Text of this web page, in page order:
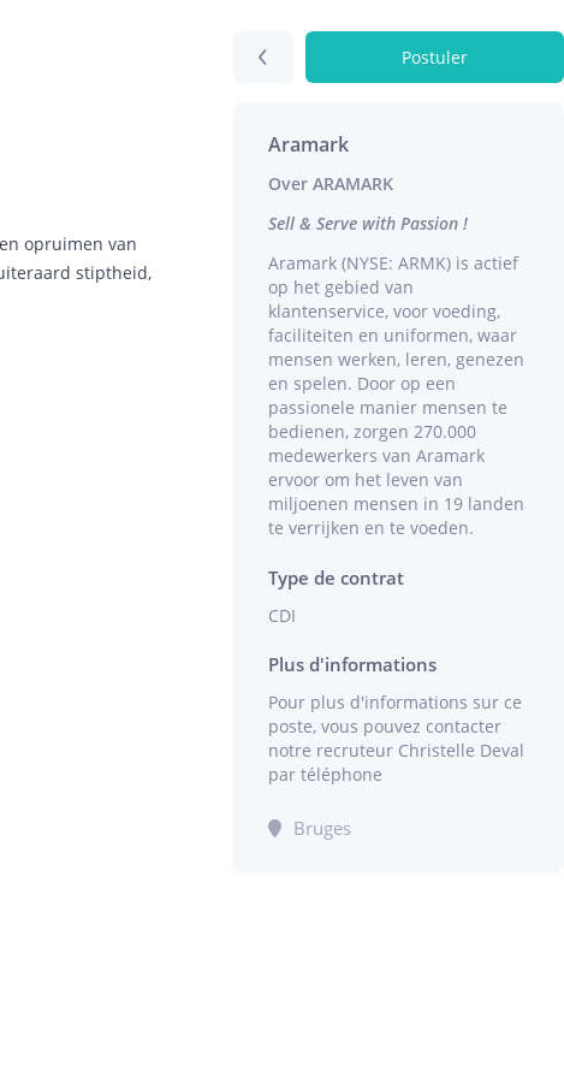
opruimen van
stiptheid,
Postuler
Aramark
Over ARAMARK
Sell & Serve with Passion !
Aramark (NYSE: ARMK) is actief
op het gebied van
klantenservice, voor voeding,
faciliteiten en uniformen, waar
mensen werken, leren, genezen
en spelen. Door op een
passionele manier mensen te
bedienen, zorgen 270.000
medewerkers van Aramark
ervoor om het leven van
miljoenen mensen in 19 landen
te verrijken en te voeden.
Type de contrat
CDI
Plus d'informations
Pour plus d'informations sur ce
poste, vous pouvez contacter
notre recruteur Christelle Deval
par téléphone
Bruges